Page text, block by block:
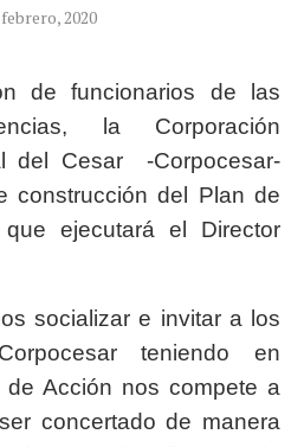
febrero, 2020
de funcionarios de las
la Corporación
del Cesar -Corpocesar-
construcción del Plan de
ejecutará el Director
socializar e invitar a los
teniendo en
Acción nos compete a
concertado de manera